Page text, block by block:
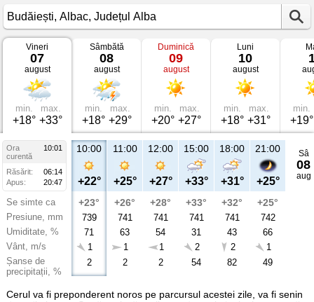
Vremea
Budăiești
Albac,
Județul
Alba
Vineri
07
august
min.
+18°
max.
+33°
Sâmbătă
08
august
min.
+18°
max.
+29°
Duminică
09
august
min.
+20°
max.
+27°
Luni
10
august
min.
+18°
max.
+31°
min.
+19°
Ora
10:01
curentă
Răsărit:
06:14
Apus:
20:47
Se simte ca
Presiune, mm
Umiditate, %
Vânt, m/s
Șanse de
precipitații, %
10:00
+22°
+23°
739
71
1
2
11:00
+25°
+26°
741
63
1
2
12:00
+27°
+28°
741
54
1
2
15:00
+33°
+33°
741
31
2
54
18:00
+31°
+32°
741
43
2
82
21:00
+25°
+25°
742
66
1
49
Sâ
08
aug
Cerul va fi preponderent noros pe parcursul acestei zile, va fi senin